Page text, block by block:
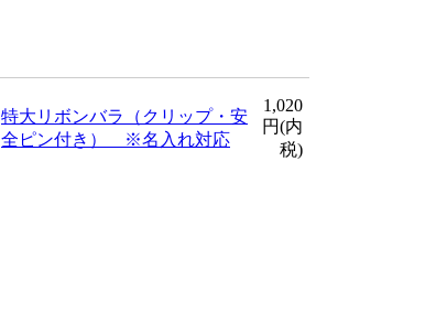
特大リボンバラ（クリップ・安
全ピン付き） ※名入れ対応
1,020
円(内
税)